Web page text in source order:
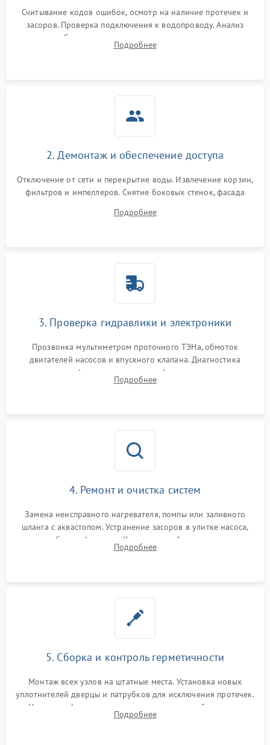
Считывание кодов ошибок, осмотр на наличие протечек и
засоров. Проверка подключения к водопроводу. Анализ
жалоб на отсутствие слива, нагрева, вращения
разбрызгивателей или срабатывание системы защиты
Подробнее
2. Демонтаж и обеспечение доступа
Отключение от сети и перекрытие воды. Извлечение корзин,
фильтров и импеллеров. Снятие боковых стенок, фасада
циркуляционному насосу, ТЭНу и сливной помпе.
Подробнее
3. Проверка гидравлики и электроники
Прозвонка мультиметром проточного ТЭНа, обмоток
двигателей насосов и впускного клапана. Диагностика
прессостата (датчика уровня воды), датчика мутности,
концевика дверцы и электронного модуля управления.
Подробнее
4. Ремонт и очистка систем
Замена неисправного нагревателя, помпы или заливного
шланга с аквастопом. Устранение засоров в улитке насоса,
патрубках и фильтрах. Компонентный ремонт платы
управления, восстановление поврежденной проводки.
Подробнее
5. Сборка и контроль герметичности
Монтаж всех узлов на штатные места. Установка новых
уплотнителей дверцы и патрубков для исключения протечек.
Надежная фиксация хомутов гидравлической системы,
сборка корпуса и установка датчика поплавка.
Подробнее